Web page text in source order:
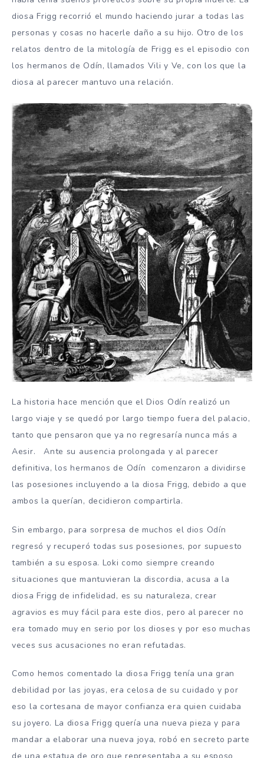
diosa Frigg recorrió el mundo haciendo jurar a todas las
personas y cosas no hacerle daño a su hijo. Otro de los
relatos dentro de la mitología de Frigg es el episodio con
los hermanos de Odín, llamados Vili y Ve, con los que la
diosa al parecer mantuvo una relación.
La historia hace mención que el Dios Odín realizó un
largo viaje y se quedó por largo tiempo fuera del palacio,
tanto que pensaron que ya no regresaría nunca más a
Aesir. Ante su ausencia prolongada y al parecer
definitiva, los hermanos de Odín comenzaron a dividirse
las posesiones incluyendo a la diosa Frigg, debido a que
ambos la querían, decidieron compartirla.
Sin embargo, para sorpresa de muchos el dios Odín
regresó y recuperó todas sus posesiones, por supuesto
también a su esposa. Loki como siempre creando
situaciones que mantuvieran la discordia, acusa a la
diosa Frigg de infidelidad, es su naturaleza, crear
agravios es muy fácil para este dios, pero al parecer no
era tomado muy en serio por los dioses y por eso muchas
veces sus acusaciones no eran refutadas.
Como hemos comentado la diosa Frigg tenía una gran
debilidad por las joyas, era celosa de su cuidado y por
eso la cortesana de mayor confianza era quien cuidaba
su joyero. La diosa Frigg quería una nueva pieza y para
mandar a elaborar una nueva joya, robó en secreto parte